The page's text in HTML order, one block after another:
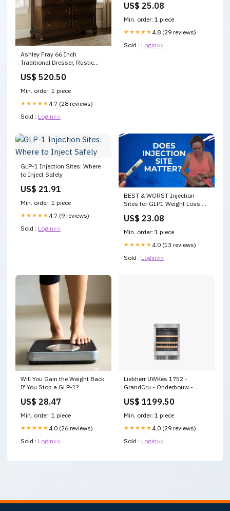
Ashley Fray 66 Inch
Traditional Dresser, Rustic
Feet Color:Brown
US$ 520.50
Min. order: 1 piece
★★★★★ 4.7 (28 reviews)
Sold : Login>>
US$ 25.08
Min. order: 1 piece
★★★★★ 4.8 (29 reviews)
Sold : Login>>
GLP-1 Injection Sites: Where
to Inject Safely
US$ 21.91
Min. order: 1 piece
★★★★★ 4.7 (9 reviews)
Sold : Login>>
BEST & WORST Injection
Sites for GLP1 Weight Loss:
US$ 23.08
Min. order: 1 piece
★★★★★ 4.0 (13 reviews)
Sold : Login>>
Will You Gain the Weight Back
If You Stop a GLP-1?
US$ 28.47
Min. order: 1 piece
★★★★★ 4.0 (26 reviews)
Sold : Login>>
Liebherr UWKes 1752 -
GrandCru - Onderbouw -
koelkast_Tafelmodel koelkast
US$ 1199.50
Min. order: 1 piece
★★★★★ 4.0 (29 reviews)
Sold : Login>>